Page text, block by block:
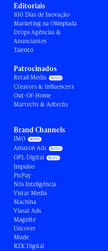
Editoriais
100 Dias de Inovação
Marketing na Olimpíada
Drops Agências &
Anunciantes
Talento
Patrocinados
Retail Media
Creators & Influencers
Out-Of-Home
Martechs & Adtechs
Brand Channels
IMO
Amazon Ads
OPL Digital
Impulso
PicPay
Nós Inteligência
Vistar Media
Machina
Viasat Ads
Magnite
Uncover
Mude
RZK Digital